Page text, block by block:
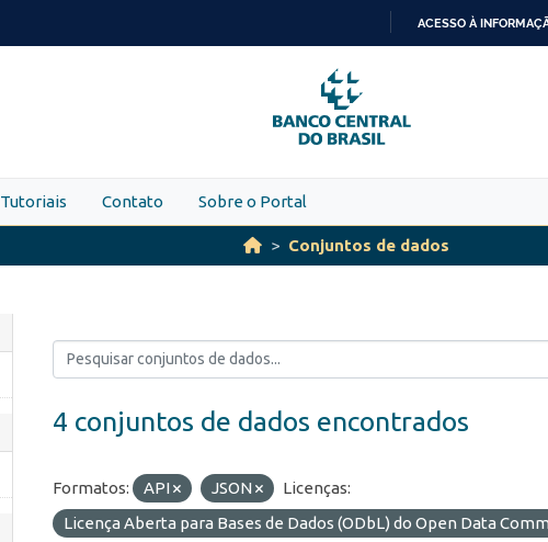
PARA
O
CONTEÚDO
ACESSO À
Tutoriais Contato Sobre o Portal
Conjuntos de dados
4 conjuntos de dados encontrados
Formatos: API JSON
Licenças:
Licença Aberta para Bases de Dados (ODbL) do Open Data